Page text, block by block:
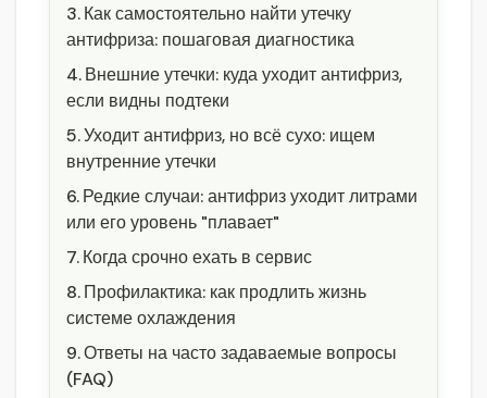
Как самостоятельно найти утечку
антифриза: пошаговая диагностика
Внешние утечки: куда уходит антифриз,
если видны подтеки
Уходит антифриз, но всё сухо: ищем
внутренние утечки
Редкие случаи: антифриз уходит литрами
или его уровень "плавает"
Когда срочно ехать в сервис
Профилактика: как продлить жизнь
системе охлаждения
Ответы на часто задаваемые вопросы
(FAQ)